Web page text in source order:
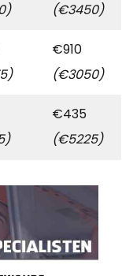
(€3450)
€910
(€3050)
€435
(€5225)